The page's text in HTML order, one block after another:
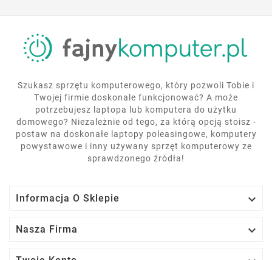
Szukasz sprzętu komputerowego, który pozwoli Tobie i
Twojej firmie doskonale funkcjonować? A może
potrzebujesz laptopa lub komputera do użytku
domowego? Niezależnie od tego, za którą opcją stoisz -
postaw na doskonałe laptopy poleasingowe, komputery
powystawowe i inny używany sprzęt komputerowy ze
sprawdzonego źródła!
Informacja O Sklepie 
Nasza Firma 